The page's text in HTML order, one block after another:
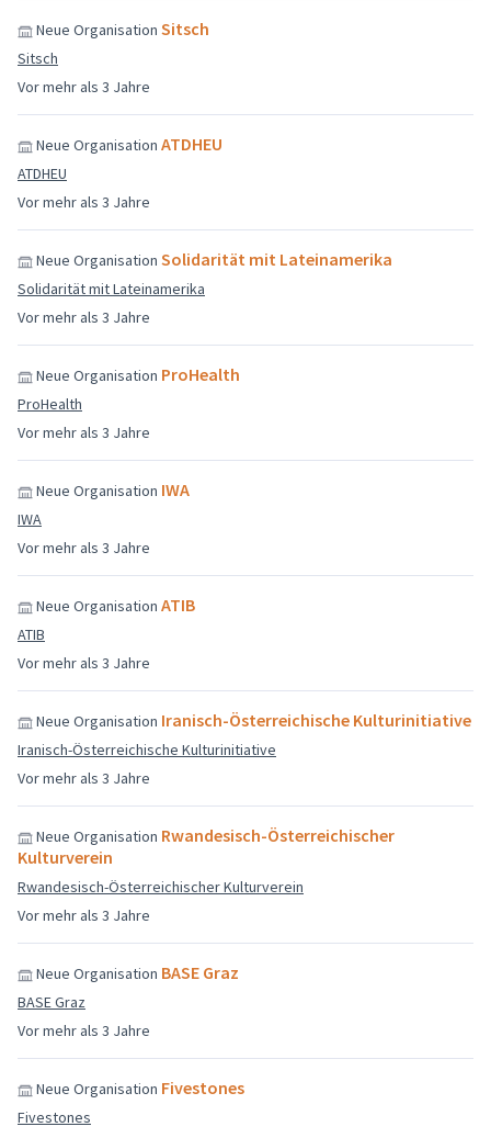
Vor mehr als 3 Jahre
Neue Organisation Sitsch
Sitsch
Vor mehr als 3 Jahre
Neue Organisation ATDHEU
ATDHEU
Vor mehr als 3 Jahre
Neue Organisation Solidarität mit Lateinamerika
Solidarität mit Lateinamerika
Vor mehr als 3 Jahre
Neue Organisation ProHealth
ProHealth
Vor mehr als 3 Jahre
Neue Organisation IWA
IWA
Vor mehr als 3 Jahre
Neue Organisation ATIB
ATIB
Vor mehr als 3 Jahre
Neue Organisation Iranisch-Österreichische Kulturinitiative
Iranisch-Österreichische Kulturinitiative
Vor mehr als 3 Jahre
Neue Organisation Rwandesisch-Österreichischer
Kulturverein
Rwandesisch-Österreichischer Kulturverein
Vor mehr als 3 Jahre
Neue Organisation BASE Graz
BASE Graz
Neue Organisation Fivestones
Fivestones